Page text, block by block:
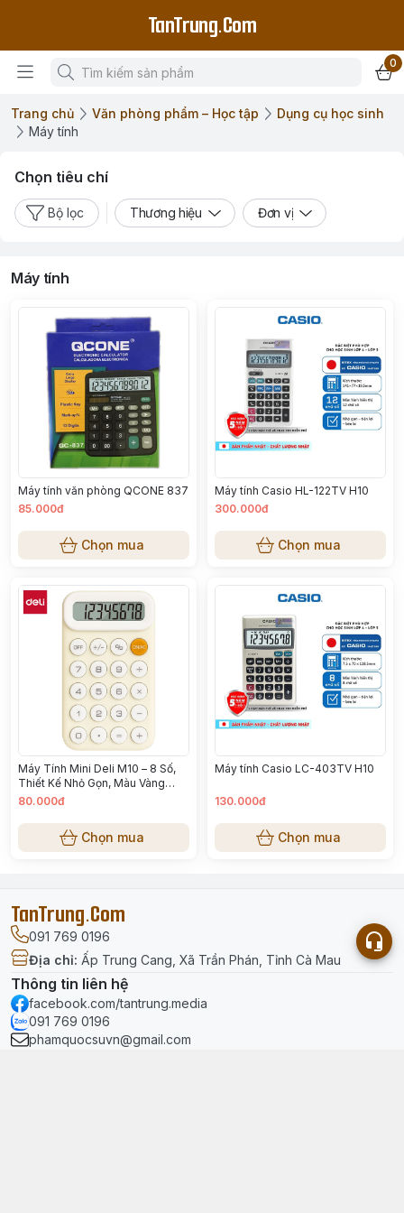
TanTrung.Com
0
Trang chủ Văn phòng phẩm – Học tập
Dụng cụ học sinh
Máy tính
Chọn tiêu chí
Bộ lọc Thương hiệu Đơn vị
Máy tính
Máy tính văn phòng QCONE 837
85.000đ
Chọn mua
Máy tính Casio HL-122TV H10
300.000đ
Chọn mua
Máy Tính Mini Deli M10 – 8 Số,
Thiết Kế Nhỏ Gọn, Màu Vàng
Nhạt
80.000đ
Chọn mua
Máy tính Casio LC-403TV H10
130.000đ
Chọn mua
TanTrung.Com
091 769 0196
Địa chỉ: Ấp Trung Cang, Xã Trần Phán, Tỉnh Cà Mau
Thông tin liên hệ
facebook.com/tantrung.media
091 769 0196
phamquocsuvn@gmail.com